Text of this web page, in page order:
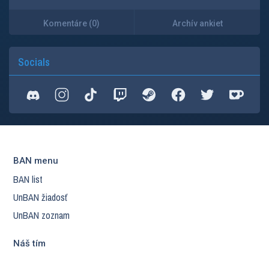
Komentáre (0) Archív ankiet
Socials
BAN menu
BAN list
UnBAN žiadosť
UnBAN zoznam
Náš tím